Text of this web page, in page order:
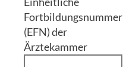
Fortbildungsnummer
(EFN) der
Ärztekammer